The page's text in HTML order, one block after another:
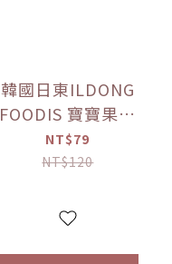
韓國日東ILDONG
FOODIS 寶寶果汁
桔梗梨/蘋果黑棗
(100ml) 【優惠限
NT$79
NT$120